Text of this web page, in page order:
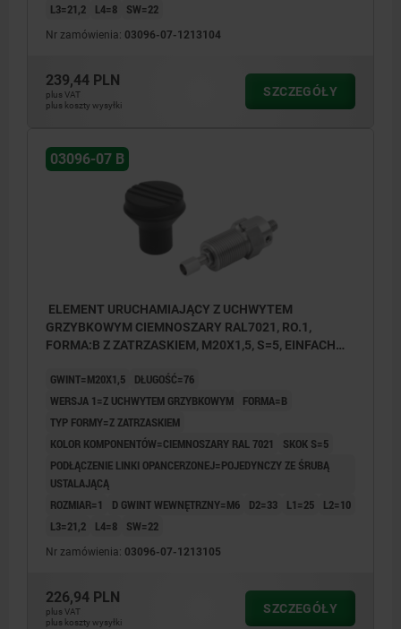
L3=21,2
L4=8 SW=22
Nr zamówienia: 03096-07-1213104
239,44 PLN
plus VAT
plus koszty wysyłki
SZCZEGÓŁY
03096-07 B
ELEMENT URUCHAMIAJĄCY Z UCHWYTEM
GRZYBKOWYM CIEMNOSZARY RAL7021, RO.1,
FORMA:B Z ZATRZASKIEM, M20X1,5, S=5, EINFACH
KOMP:TERMOPLAST
GWINT=M20X1,5
DŁUGOŚĆ=76
WERSJA 1=Z UCHWYTEM GRZYBKOWYM
FORMA=B
TYP FORMY=Z ZATRZASKIEM
KOLOR KOMPONENTÓW=CIEMNOSZARY RAL 7021
SKOK S=5
PODŁĄCZENIE LINKI OPANCERZONEJ=POJEDYNCZY ZE ŚRUBĄ
USTALAJĄCĄ
ROZMIAR=1
D GWINT WEWNĘTRZNY=M6 D2=33 L1=25
L2=10
L3=21,2
L4=8 SW=22
Nr zamówienia: 03096-07-1213105
226,94 PLN
plus VAT
plus koszty wysyłki
SZCZEGÓŁY